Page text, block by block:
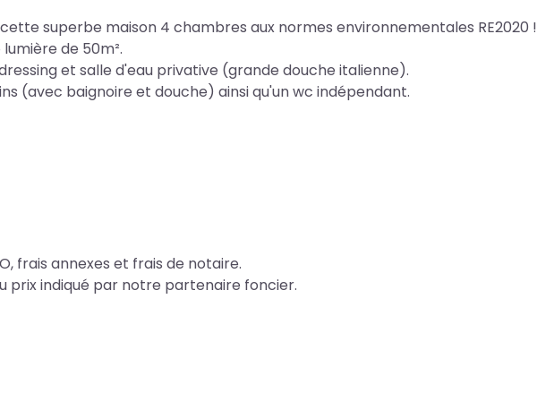
superbe maison 4 chambres aux normes environnementales RE2020 !
de 50m².
et salle d'eau privative (grande douche italienne).
(avec baignoire et douche) ainsi qu'un wc indépendant.
frais annexes et frais de notaire.
prix indiqué par notre partenaire foncier.